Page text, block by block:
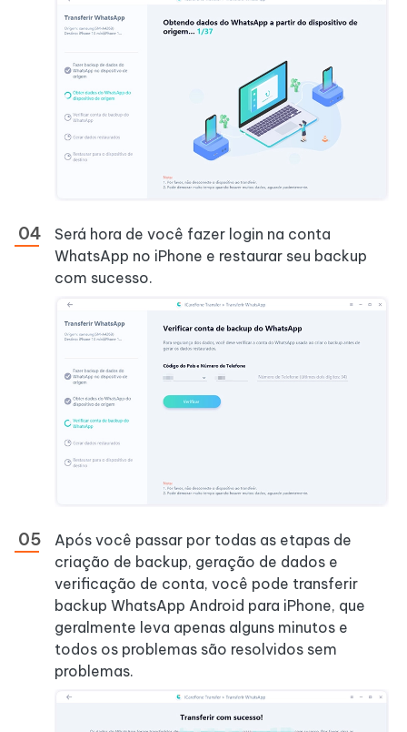
Será hora de você fazer login na conta
WhatsApp no iPhone e restaurar seu backup
com sucesso.
Após você passar por todas as etapas de
criação de backup, geração de dados e
verificação de conta, você pode transferir
backup WhatsApp Android para iPhone, que
geralmente leva apenas alguns minutos e
todos os problemas são resolvidos sem
problemas.